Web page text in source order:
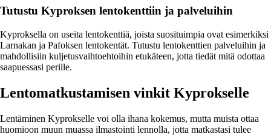
Tutustu Kyproksen lentokenttiin ja palveluihin
Kyproksella on useita lentokenttiä, joista suosituimpia ovat esimerkiksi
Larnakan ja Pafoksen lentokentät. Tutustu lentokenttien palveluihin ja
mahdollisiin kuljetusvaihtoehtoihin etukäteen, jotta tiedät mitä odottaa
saapuessasi perille.
Lentomatkustamisen vinkit Kyprokselle
Lentäminen Kyprokselle voi olla ihana kokemus, mutta muista ottaa
huomioon muun muassa ilmastointi lennolla, jotta matkastasi tulee